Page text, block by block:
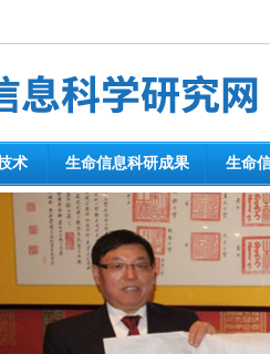
术 生命信息科研成果 生命